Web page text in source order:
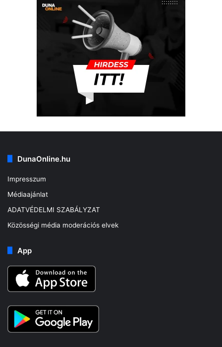
DunaOnline.hu
Impresszum
Médiaajánlat
ADATVÉDELMI SZABÁLYZAT
Közösségi média moderációs elvek
App